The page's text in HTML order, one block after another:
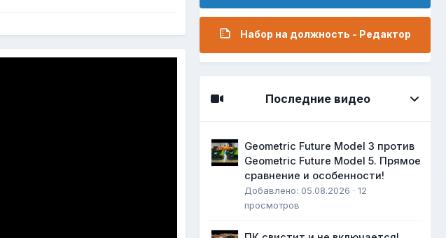
Набор на должность - Редактор
Последние видео
Geometric Future Model 3 против
Geometric Future Model 5. Прямое
сравнение и особенности!
Добавлено: 05.08.2026 · 12
просмотров